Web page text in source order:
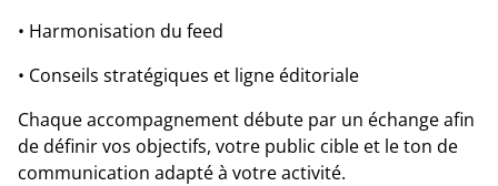
• Harmonisation du feed
• Conseils stratégiques et ligne éditoriale
Chaque accompagnement débute par un échange afin
de définir vos objectifs, votre public cible et le ton de
communication adapté à votre activité.